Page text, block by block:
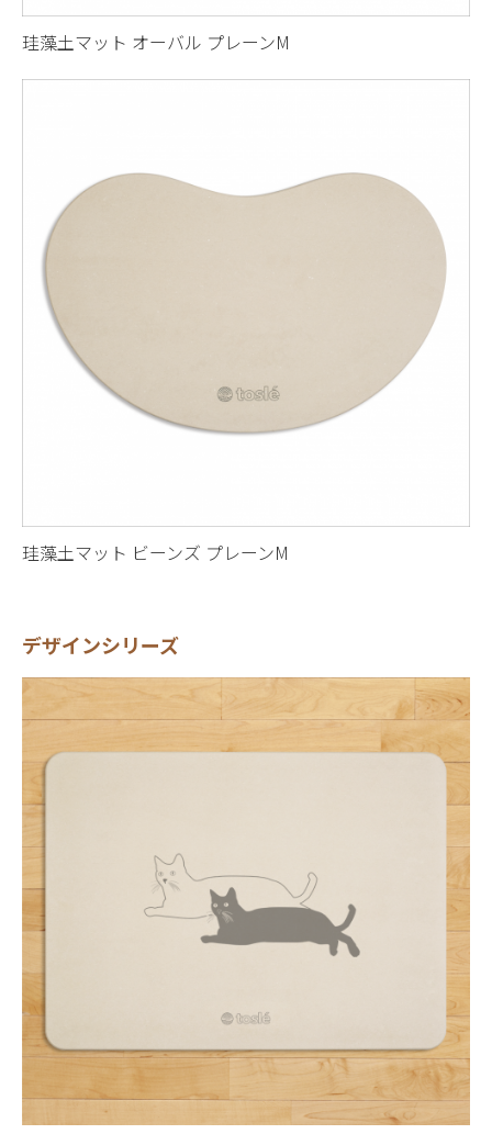
珪藻土マット オーバル プレーンM
珪藻土マット ビーンズ プレーンM
デザインシリーズ